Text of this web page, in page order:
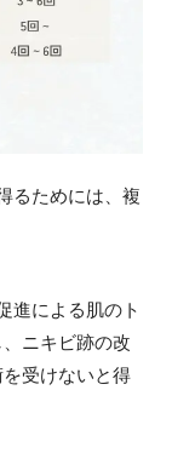
るためには、複
進による肌のト
ニキビ跡の改
受けないと得